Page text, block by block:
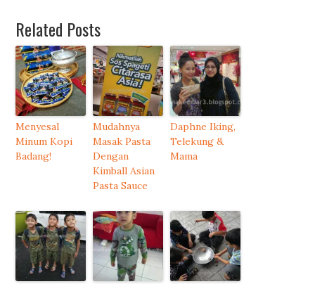
Related Posts
Menyesal
Minum Kopi
Badang!
Mudahnya
Masak Pasta
Dengan
Kimball Asian
Pasta Sauce
Daphne Iking,
Telekung &
Mama